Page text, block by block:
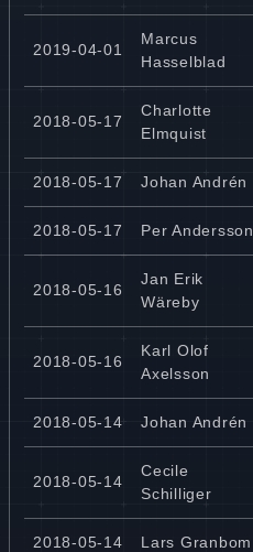
2019-04-01
Marcus
Hasselblad
2018-05-17
Charlotte
Elmquist
2018-05-17 Johan Andrén
2018-05-17 Per Andersson
2018-05-16
Jan Erik
Wäreby
2018-05-16
Karl Olof
Axelsson
2018-05-14 Johan Andrén
2018-05-14
Cecile
Schilliger
2018-05-14 Lars Granbom